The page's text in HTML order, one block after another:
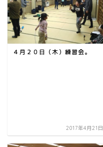
４月２０日（木）練習会。
2017年4月21日